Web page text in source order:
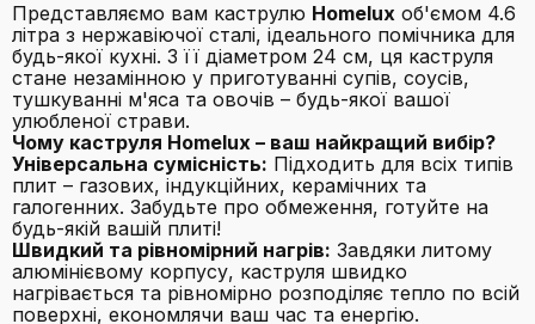
Представляємо вам каструлю Homelux об'ємом 4.6
літра з нержавіючої сталі, ідеального помічника для
будь-якої кухні. З її діаметром 24 см, ця каструля
стане незамінною у приготуванні супів, соусів,
тушкуванні м'яса та овочів – будь-якої вашої
улюбленої страви.
Чому каструля Homelux – ваш найкращий вибір?
Універсальна сумісність: Підходить для всіх типів
плит – газових, індукційних, керамічних та
галогенних. Забудьте про обмеження, готуйте на
будь-якій вашій плиті!
Швидкий та рівномірний нагрів: Завдяки литому
алюмінієвому корпусу, каструля швидко
нагрівається та рівномірно розподіляє тепло по всій
поверхні, економлячи ваш час та енергію.